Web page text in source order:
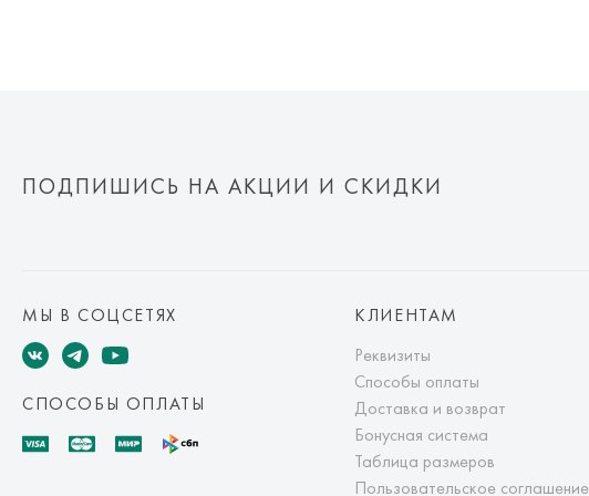
ПОДПИШИСЬ НА АКЦИИ И СКИДКИ
МЫ В СОЦСЕТЯХ
СПОСОБЫ ОПЛАТЫ
КЛИЕНТАМ
Реквизиты
Способы оплаты
Доставка и возврат
Бонусная система
Таблица размеров
Пользовательское соглашение